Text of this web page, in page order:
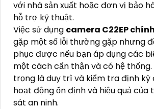
với nhà sản xuất hoặc đơn vị bảo
hỗ trợ kỹ thuật.
Việc sử dụng camera C22EP
gặp một số lỗi thường gặp nhưng
phục được nếu bạn áp dụng các
một cách cẩn thận và có hệ thống.
trọng là duy trì và kiểm tra định kỳ
hoạt động ổn định và hiệu quả của
sát an ninh.